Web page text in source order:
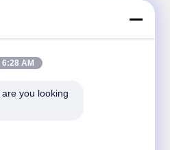
dan banyak lagi.
6:28 AM
you looking